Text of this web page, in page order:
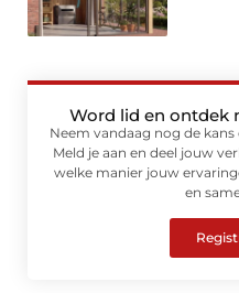
Word lid en ontdek
Neem vandaag nog de
Meld je aan en deel jouw
welke manier jouw
en